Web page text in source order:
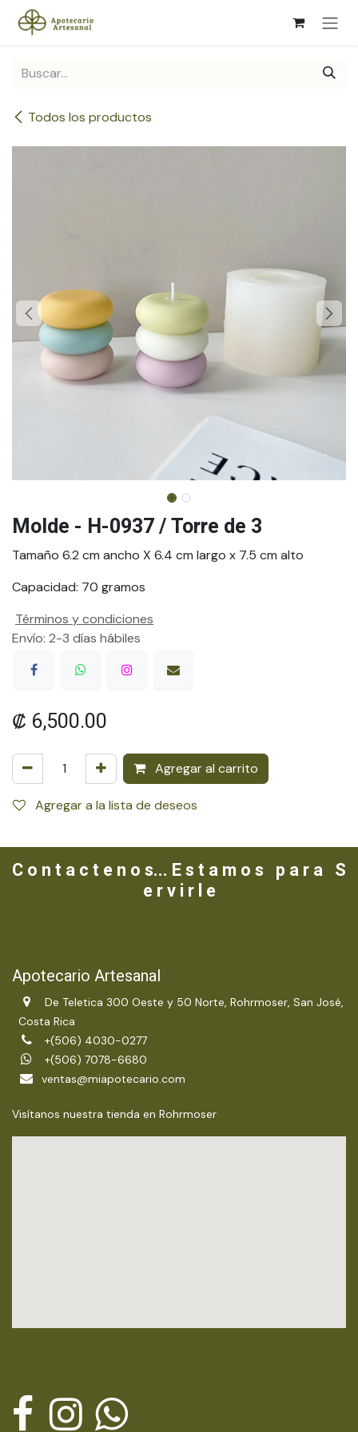
Ir al contenido
Todos los productos
Molde - H-0937 / Torre de 3
Tamaño 6.2 cm ancho X 6.4 cm largo x 7.5 cm alto
Capacidad: 70 gramos
₡ 6,500.00
Agregar al carrito
Agregar a la lista de deseos
Términos y condiciones
Envío: 2-3 días hábiles
C o n t a c t e n o s... E s t a m o s p a r a S
e r v i r l e
Apotecario Artesanal
De Teletica 300 Oeste y 50 Norte, Rohrmoser, San José,
Costa Rica
+(506) 4030-0277
+(506) 7078-6680
ventas@miapotecario.com
Visítanos nuestra tienda en Rohrmoser